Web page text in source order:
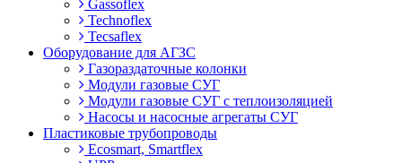
Gassoflex
Technoflex
Tecsaflex
Оборудование для АГЗС
Газораздаточные колонки
Модули газовые СУГ
Модули газовые СУГ с теплоизоляцией
Насосы и насосные агрегаты СУГ
Пластиковые трубопроводы
Ecosmart, Smartflex